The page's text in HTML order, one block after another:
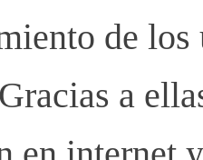
de los
a